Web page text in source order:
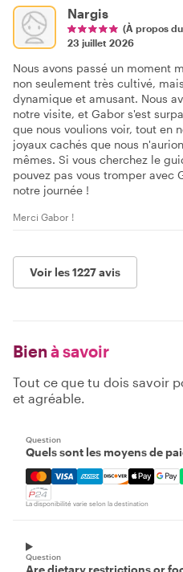
Nargis
(À propos
23 juillet 2026
Nous avons passé un moment
non seulement très cultivé,
dynamique et amusant. Nous
notre visite, et Gabor s'est
que nous voulions voir, tout en
joyaux cachés que nous
mêmes. Si vous cherchez le
pouvez pas vous tromper avec
notre journée !
Merci Gabor !
Voir les 1227 avis
Bien à savoir
Tout ce que tu dois savoir
et agréable.
Question
Quels sont les moyens de
Mastercard, Visa, Amex,
La disponibilité varie selon la destination
Question
Are dietary restrictions or